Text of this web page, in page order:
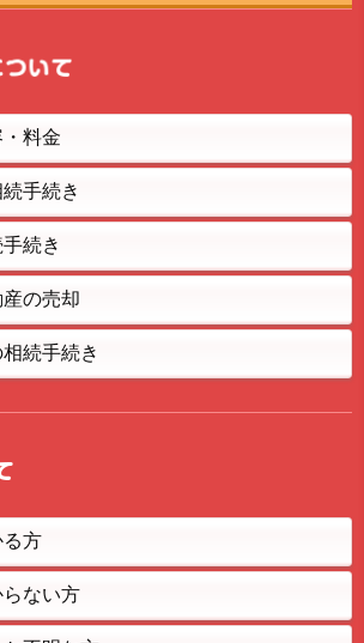
料金
手続き
続き
の売却
続手続き
方
ない方